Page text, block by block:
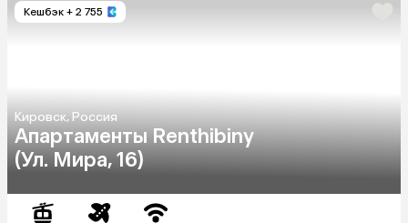
Кешбэк + 2 755
Кировск, Россия
Апартаменты Renthibiny
(Ул. Мира, 16)